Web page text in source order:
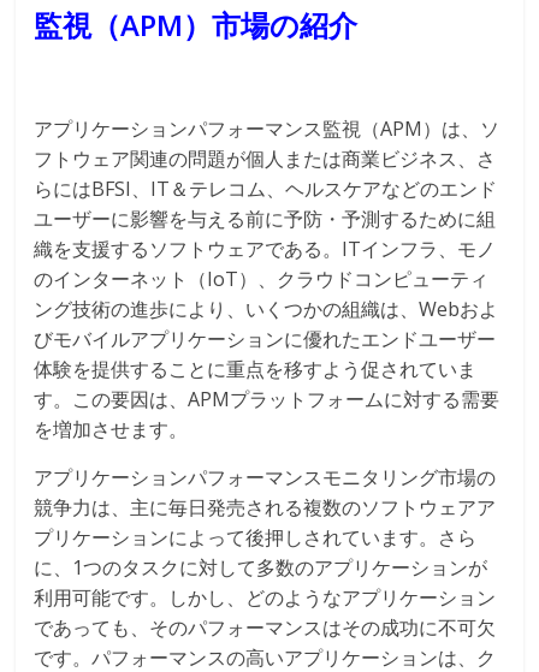
監視（APM）市場の紹介
アプリケーションパフォーマンス監視（APM）は、ソ
フトウェア関連の問題が個人または商業ビジネス、さ
らにはBFSI、IT＆テレコム、ヘルスケアなどのエンド
ユーザーに影響を与える前に予防・予測するために組
織を支援するソフトウェアである。ITインフラ、モノ
のインターネット（IoT）、クラウドコンピューティ
ング技術の進歩により、いくつかの組織は、Webおよ
びモバイルアプリケーションに優れたエンドユーザー
体験を提供することに重点を移すよう促されていま
す。この要因は、APMプラットフォームに対する需要
を増加させます。
アプリケーションパフォーマンスモニタリング市場の
競争力は、主に毎日発売される複数のソフトウェアア
プリケーションによって後押しされています。さら
に、1つのタスクに対して多数のアプリケーションが
利用可能です。しかし、どのようなアプリケーション
であっても、そのパフォーマンスはその成功に不可欠
です。パフォーマンスの高いアプリケーションは、ク